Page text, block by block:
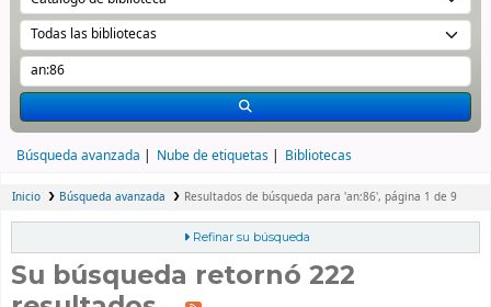
Búsqueda avanzada Nube de etiquetas Bibliotecas
Inicio Búsqueda avanzada Resultados de búsqueda para 'an:86', página 1 de 9
Refinar su búsqueda
Su búsqueda retornó 222